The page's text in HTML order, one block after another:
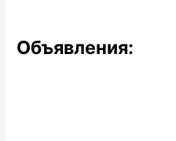
Объявления: